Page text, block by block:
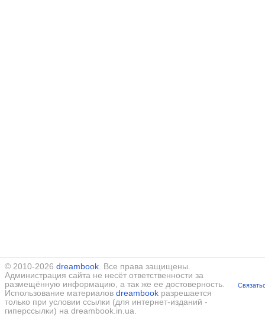
© 2010-2026 dreambook. Все права защищены.
Администрация сайта не несёт ответственности за
размещённую информацию, а так же ее достоверность.
Использование материалов dreambook разрешается
только при условии ссылки (для интернет-изданий -
гиперссылки) на dreambook.in.ua.